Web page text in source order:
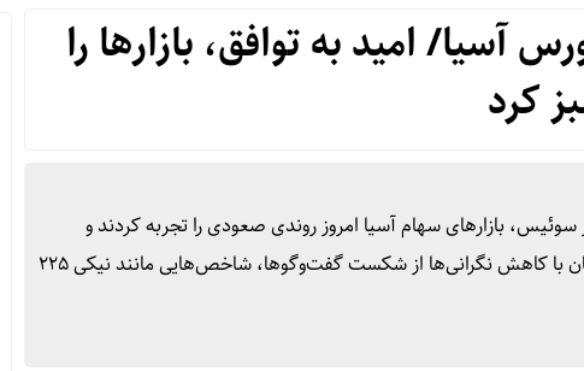
آسیا/ امید به توافق، بازارها را
کرد
بازارهای سهام آسیا امروز روندی صعودی را تجربه کردند و
شاخص‌های اصلی این منطقه رشد قابل‌توجهی ثبت کردند. همزمان با کاهش نگرانی‌ها از شکست گفت‌وگوها، شاخص‌هایی مانند نیکی ۲۲۵